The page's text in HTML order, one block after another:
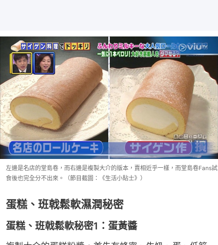
左邊是名店的堂島卷，而右邊是複製大介的版本，賣相近乎一樣，而堂島卷Fans試
食後也完全分不出來。（節目截圖：《生活小貼士》）
蛋糕、班戟鬆軟濕潤秘密
蛋糕、班戟鬆軟秘密1：蛋黃醬